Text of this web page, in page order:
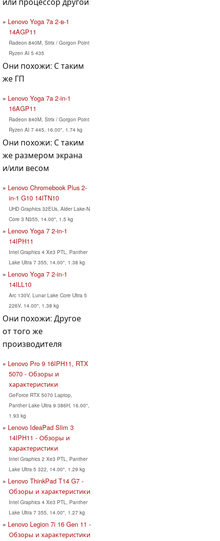
Lenovo Yoga 7a 2-в-1
14AGP11
Radeon 840M, Strix / Gorgon Point
Ryzen AI 5 435
Они похожи: С таким
же ГП
Lenovo Yoga 7a 2-in-1
16AGP11
Radeon 840M, Strix / Gorgon Point
Ryzen AI 7 445, 16.00", 1.74 kg
Они похожи: С таким
же размером экрана
и/или весом
Lenovo Chromebook Plus 2-
in-1 G10 14ITN10
UHD Graphics 32EUs, Alder Lake-N
Core 3 N355, 14.00", 1.5 kg
Lenovo Yoga 7 2-in-1
14IPH11
Intel Graphics 4 Xe3 PTL, Panther
Lake Ultra 7 355, 14.00", 1.38 kg
Lenovo Yoga 7 2-in-1
14ILL10
Arc 130V, Lunar Lake Core Ultra 5
226V, 14.00", 1.38 kg
Они похожи: Другое
от того же
производителя
Lenovo Pro 9 16IPH11, RTX
5070 - Обзоры и
характеристики
GeForce RTX 5070 Laptop,
Panther Lake Ultra 9 386H, 16.00",
1.93 kg
Lenovo IdeaPad Slim 3
14IPH11 - Обзоры и
характеристики
Intel Graphics 2 Xe3 PTL, Panther
Lake Ultra 5 322, 14.00", 1.29 kg
Lenovo ThinkPad T14 G7 -
Обзоры и характеристики
Intel Graphics 4 Xe3 PTL, Panther
Lake Ultra 7 355, 14.00", 1.27 kg
Lenovo Legion 7i 16 Gen 11 -
Обзоры и характеристики